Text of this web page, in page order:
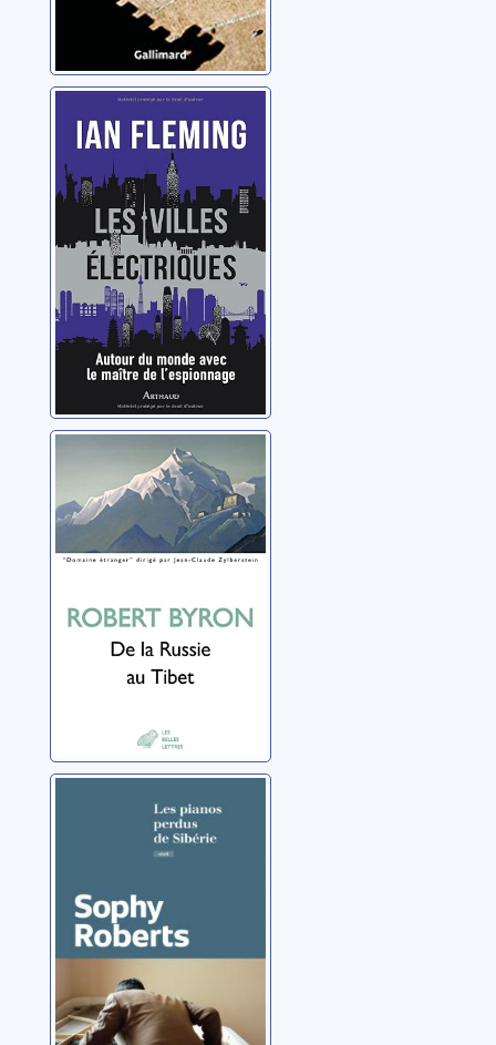
Les villes
électriques:
autour du monde
avec le maître de
l’espionnage
Fleming, Ian
De la Russie au
Tibet
Byron, Robert
Les pianos
perdus de
Roberts, Sophy